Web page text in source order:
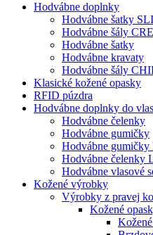
Hodvábne doplnky
Hodvábne šatky
Hodvábne šály
Hodvábne šatky
Hodvábne kravaty
Hodvábne šály
Klasické kožené opasky
RFID púzdra
Hodvábne doplnky do
Hodvábne čelenky
Hodvábne gumičky
Hodvábne gumičky
Hodvábne čelenky
Hodvábne vlasové
Kožené výrobky
Výrobky z pravej
Kožené